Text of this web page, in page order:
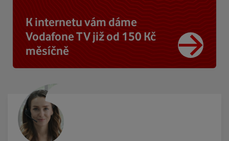
K internetu vám dáme
Vodafone TV již od 150 Kč
měsíčně